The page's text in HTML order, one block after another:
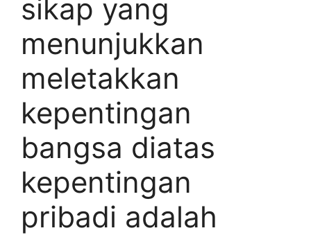
sikap yang
menunjukkan
meletakkan
kepentingan
bangsa diatas
kepentingan
pribadi adalah